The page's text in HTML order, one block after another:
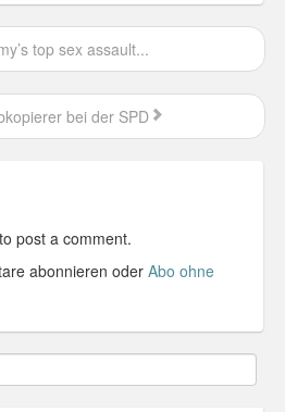
top sex assault...
bei der SPD
to post a comment.
abonnieren oder Abo ohne